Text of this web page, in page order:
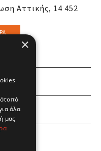
Αττικής, 14 452
×
όλα
μας